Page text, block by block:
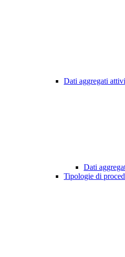
Dati aggregati
Dati
Tipologie di